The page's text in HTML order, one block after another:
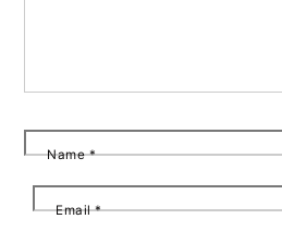
Name*
Email*